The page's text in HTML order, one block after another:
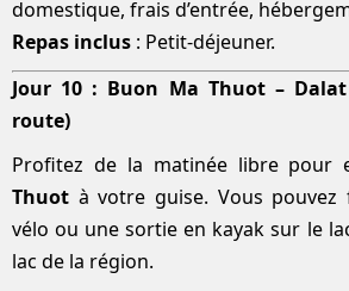
domestique, frais d’entrée,
Repas inclus : Petit-déjeuner.
Jour 10 : Buon Ma Thuot –
route)
Profitez de la matinée libre pour
Thuot à votre guise. Vous
vélo ou une sortie en kayak sur le
lac de la région.